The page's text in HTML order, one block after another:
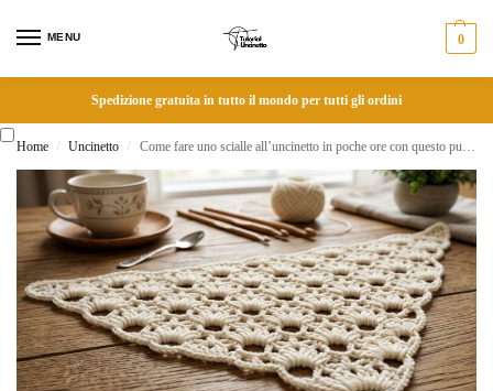
MENU 0
Spedizione gratuita in tutto il mondo per tutti gli ordini
Home / Uncinetto / Come fare uno scialle all’uncinetto in poche ore con questo punto semplice